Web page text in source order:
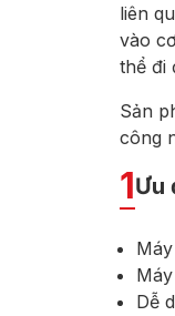
liên
vào
thể đi
Sản
công
1Ưu
Dễ